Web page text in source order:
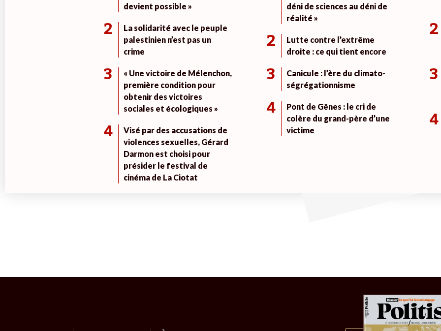
devient possible »
2
La solidarité avec le peuple
palestinien n’est pas un
crime
3
« Une victoire de Mélenchon,
première condition pour
obtenir des victoires
sociales et écologiques »
4
Visé par des accusations de
violences sexuelles, Gérard
Darmon est choisi pour
présider le festival de
cinéma de La Ciotat
déni de sciences au déni de
réalité »
2
Lutte contre l’extrême
droite : ce qui tient encore
3
Canicule : l’ère du climato-
ségrégationnisme
4
Pont de Gênes : le cri de
colère du grand-père d’une
victime
2
3
4